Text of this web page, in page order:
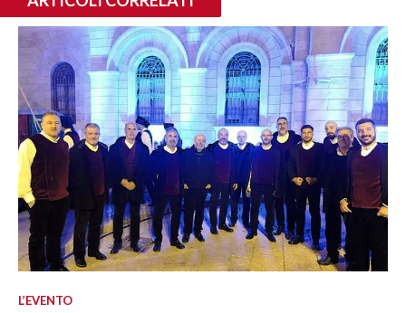
L’EVENTO